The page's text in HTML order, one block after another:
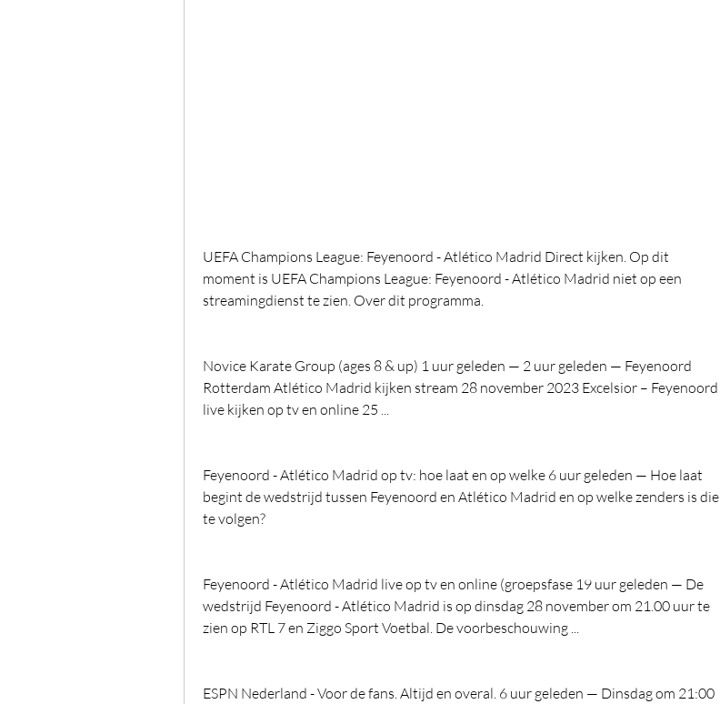
UEFA Champions League: Feyenoord - Atlético Madrid Direct kijken. Op dit
moment is UEFA Champions League: Feyenoord - Atlético Madrid niet op een
streamingdienst te zien. Over dit programma.
Novice Karate Group (ages 8 & up) 1 uur geleden — 2 uur geleden — Feyenoord
Rotterdam Atlético Madrid kijken stream 28 november 2023 Excelsior – Feyenoord
live kijken op tv en online 25 ...
Feyenoord - Atlético Madrid op tv: hoe laat en op welke 6 uur geleden — Hoe laat
begint de wedstrijd tussen Feyenoord en Atlético Madrid en op welke zenders is die
te volgen?
Feyenoord - Atlético Madrid live op tv en online (groepsfase 19 uur geleden — De
wedstrijd Feyenoord - Atlético Madrid is op dinsdag 28 november om 21.00 uur te
zien op RTL 7 en Ziggo Sport Voetbal. De voorbeschouwing ...
ESPN Nederland - Voor de fans. Altijd en overal. 6 uur geleden — Dinsdag om 21:00